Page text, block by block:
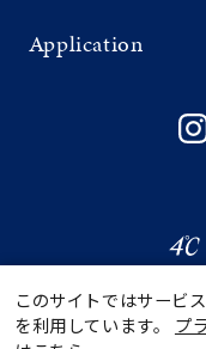
Application
このサイトではサービ
を利用しています。 プ